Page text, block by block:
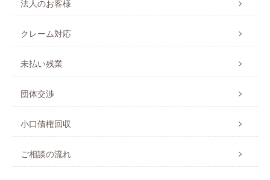
法人のお客様
クレーム対応
未払い残業
団体交渉
小口債権回収
ご相談の流れ